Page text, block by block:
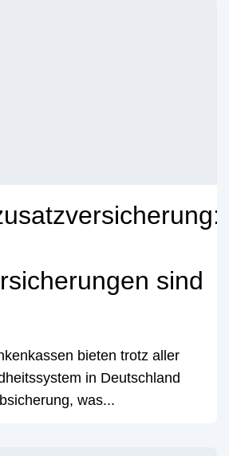
sind
bieten trotz aller
in Deutschland
was...